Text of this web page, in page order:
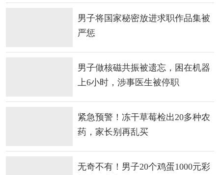
男子将国家秘密放进求职作品集被
严惩
男子做核磁共振被遗忘，困在机器
上6小时，涉事医生被停职
紧急预警！冻干草莓检出20多种农
药，家长别再乱买
无奇不有！男子20个鸡蛋1000元彩